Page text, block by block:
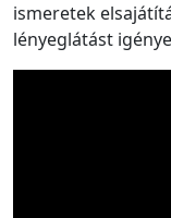
ismeretek
lényeglátást